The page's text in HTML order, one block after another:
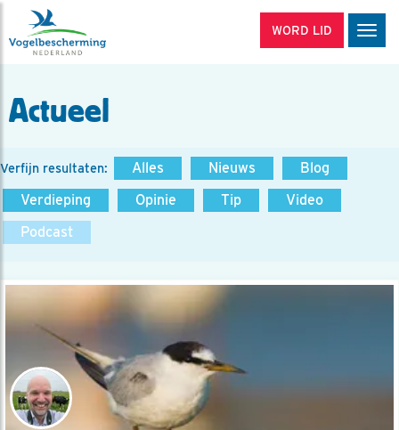
WORD LID
Actueel
Verfijn resultaten: Alles Nieuws
Blog
Verdieping
Opinie Tip
Video
Podcast